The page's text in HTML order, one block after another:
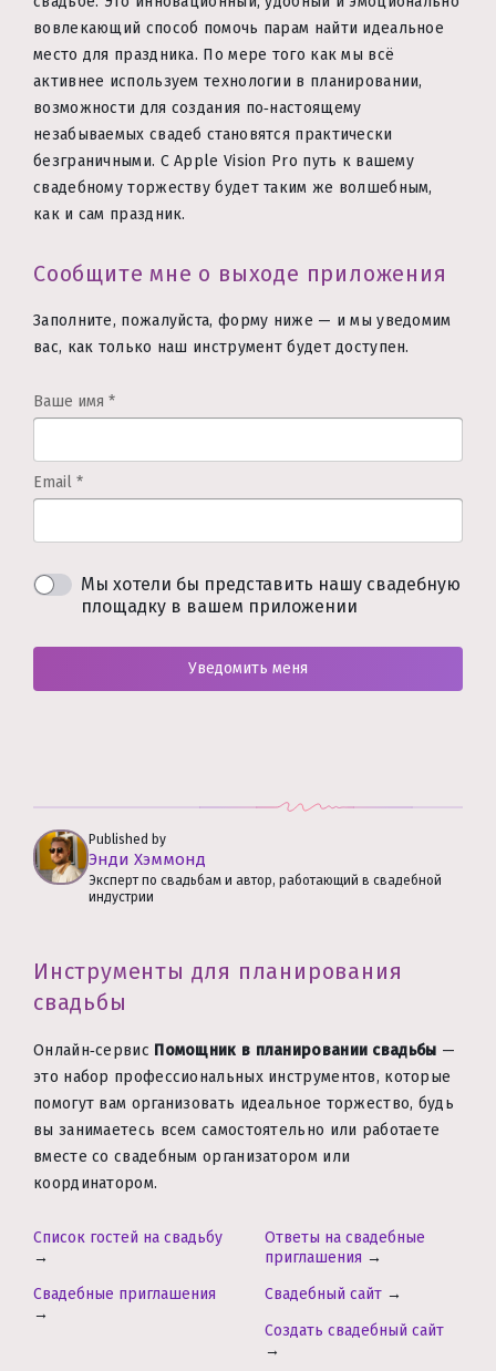
вовлекающий способ помочь парам найти идеальное
место для праздника. По мере того как мы всё
активнее используем технологии в планировании,
возможности для создания по‑настоящему
незабываемых свадеб становятся практически
безграничными. С Apple Vision Pro путь к вашему
свадебному торжеству будет таким же волшебным,
как и сам праздник.
Сообщите мне о выходе приложения
Заполните, пожалуйста, форму ниже — и мы уведомим
вас, как только наш инструмент будет доступен.
Ваше имя *
Email *
Мы хотели бы представить нашу свадебную
площадку в вашем приложении
Уведомить меня
Published by
Энди Хэммонд
Эксперт по свадьбам и автор, работающий в свадебной
индустрии
Инструменты для планирования
свадьбы
Онлайн‑сервис Помощник в планировании свадьбы —
это набор профессиональных инструментов, которые
помогут вам организовать идеальное торжество, будь
вы занимаетесь всем самостоятельно или работаете
вместе со свадебным организатором или
координатором.
Список гостей на свадьбу
→
Ответы на свадебные
приглашения →
Свадебные приглашения
→
Свадебный сайт →
Создать свадебный сайт
→